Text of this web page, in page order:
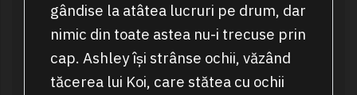
gândise la atâtea lucruri pe drum, dar
nimic din toate astea nu-i trecuse prin
cap. Ashley își strânse ochii, văzând
tăcerea lui Koi, care stătea cu ochii